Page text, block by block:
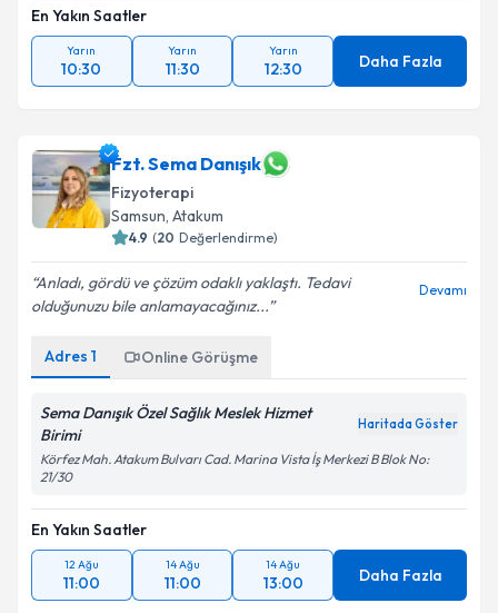
En Yakın Saatler
Yarın
10:30
Yarın
11:30
Yarın
12:30 Daha Fazla
Fzt. Sema Danışık
Fizyoterapi
Samsun, Atakum
4.9 (20 Değerlendirme)
Anladı, gördü ve çözüm odaklı yaklaştı. Tedavi
olduğunuzu bile anlamayacağınız...
Devamı
Adres 1 Online Görüşme
Sema Danışık Özel Sağlık Meslek Hizmet
Birimi
Haritada Göster
Körfez Mah. Atakum Bulvarı Cad. Marina Vista İş Merkezi B Blok No:
21/30
En Yakın Saatler
12 Ağu
11:00
14 Ağu
11:00
14 Ağu
13:00 Daha Fazla